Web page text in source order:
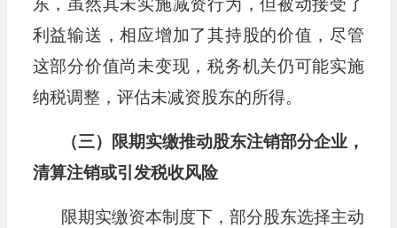
东，虽然其未实施减资行为，但被动接受了
利益输送，相应增加了其持股的价值，尽管
这部分价值尚未变现，税务机关仍可能实施
纳税调整，评估未减资股东的所得。
（三）限期实缴推动股东注销部分企业，
清算注销或引发税收风险
限期实缴资本制度下，部分股东选择主动